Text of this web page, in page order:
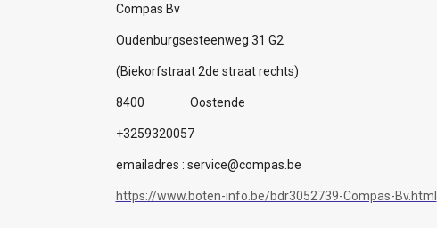
Compas Bv
Oudenburgsesteenweg 31 G2
(Biekorfstraat 2de straat rechts)
8400 Oostende
+3259320057
emailadres : service@compas.be
https://www.boten-info.be/bdr3052739-Compas-Bv.html